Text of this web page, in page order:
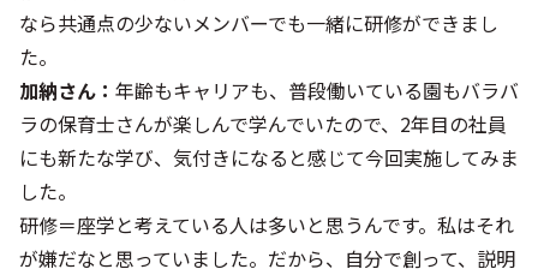
なら共通点の少ないメンバーでも一緒に研修ができまし
た。
加納さん： 年齢もキャリアも、普段働いている園もバラバ
ラの保育士さんが楽しんで学んでいたので、2年目の社員
にも新たな学び、気付きになると感じて今回実施してみま
した。
研修＝座学と考えている人は多いと思うんです。私はそれ
が嫌だなと思っていました。だから、自分で創って、説明